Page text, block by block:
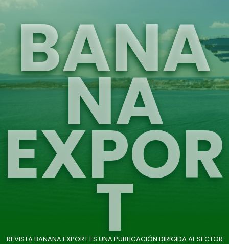
BANA
NA
EXPOR
T
REVISTA BANANA EXPORT ES UNA PUBLICACIÓN DIRIGIDA AL SECTOR